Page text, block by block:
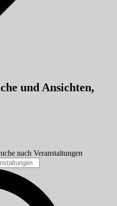
und Ansichten,
nach Veranstaltungen